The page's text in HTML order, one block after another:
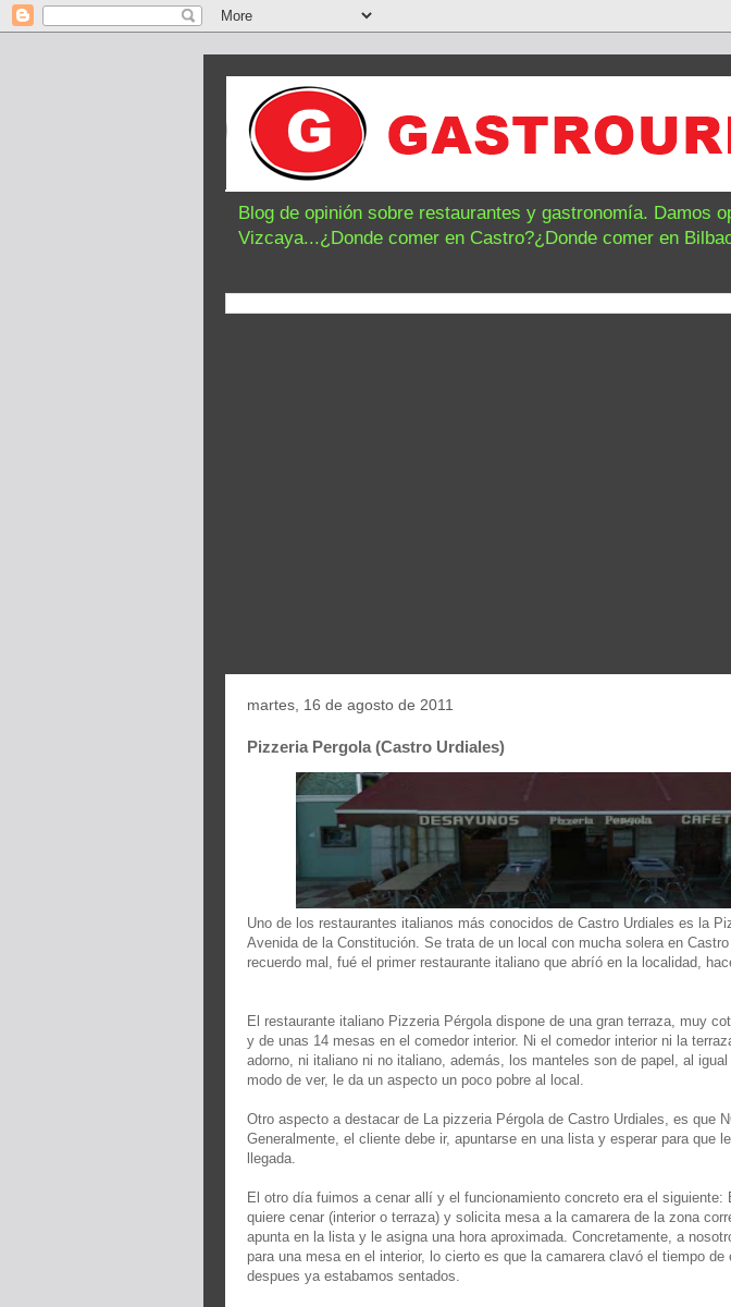
Blog de opinión sobre restaurantes y gastronomía. Damos
Vizcaya...¿Donde comer en Castro?¿Donde comer en
martes, 16 de agosto de 2011
Pizzeria Pergola (Castro Urdiales)
Uno de los restaurantes italianos más conocidos de Castro Urdiales es la
Avenida de la Constitución. Se trata de un local con mucha solera en
recuerdo mal, fué el primer restaurante italiano que abríó en la localidad,
El restaurante italiano Pizzeria Pérgola dispone de una gran terraza, muy
y de unas 14 mesas en el comedor interior. Ni el comedor interior ni la
adorno, ni italiano ni no italiano, además, los manteles son de papel, al
modo de ver, le da un aspecto un poco pobre al local.
Otro aspecto a destacar de La pizzeria Pérgola de Castro Urdiales, es que
Generalmente, el cliente debe ir, apuntarse en una lista y esperar para que
llegada.
El otro día fuimos a cenar allí y el funcionamiento concreto era el siguiente:
quiere cenar (interior o terraza) y solicita mesa a la camarera de la zona
apunta en la lista y le asigna una hora aproximada. Concretamente, a
para una mesa en el interior, lo cierto es que la camarera clavó el tiempo
despues ya estabamos sentados.